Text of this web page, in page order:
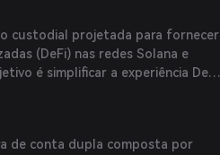
custodial projetada para fornecer
(DeFi) nas redes Solana e
é simplificar a experiência DeFi
complexas de carteira,
a cripto acessível a um
de conta dupla composta por